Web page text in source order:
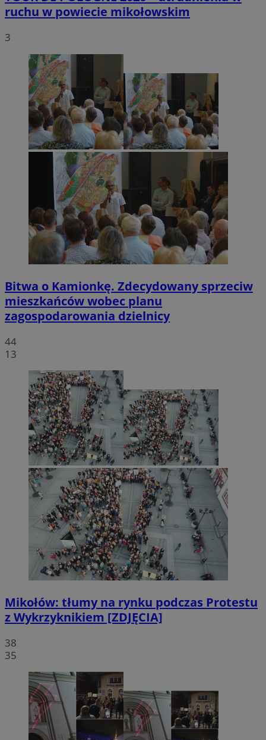
ruchu w powiecie mikołowskim
3
Bitwa o Kamionkę. Zdecydowany sprzeciw
mieszkańców wobec planu
zagospodarowania dzielnicy
44
13
Mikołów: tłumy na rynku podczas Protestu
z Wykrzyknikiem [ZDJĘCIA]
38
35